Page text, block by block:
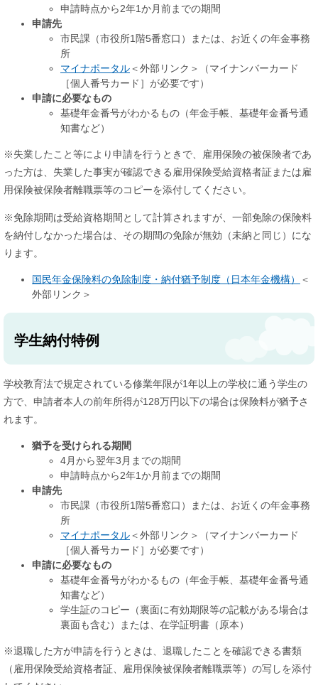
申請時点から2年1か月前までの期間
申請先
市民課（市役所1階5番窓口）​​または、お近くの年金事務
所
マイナポータル＜外部リンク＞
（マイナンバーカード
［個人番号カード］が必要です）
申請に必要なもの
基礎年金番号がわかるもの（年金手帳、基礎年金番号通
知書など）
※失業したこと等により申請を行うときで、雇用保険の被保険者であ
った方は、失業した事実が確認できる雇用保険受給資格者証または雇
用保険被保険者離職票等のコピーを添付してください。
※免除期間は受給資格期間として計算されますが、一部免除の保険料
を納付しなかった場合は、その期間の免除が無効（未納と同じ）にな
ります。
国民年金保険料の免除制度・納付猶予制度（日本年金機構）
＜
外部リンク＞
学生納付特例
学校教育法で規定されている修業年限が1年以上の学校に通う学生の
方で、申請者本人の前年所得が128万円以下の場合は保険料が猶予さ
れます。
猶予を受けられる期間
4月から翌年3月までの期間
申請時点から2年1か月前までの期間
申請先
市民課（市役所1階5番窓口）​​または、お近くの年金事務
所
マイナポータル＜外部リンク＞
（マイナンバーカード
［個人番号カード］が必要です）
申請に必要なもの
基礎年金番号がわかるもの（年金手帳、基礎年金番号通
知書など）
学生証のコピー（裏面に有効期限等の記載がある場合は
裏面も含む）または、在学証明書（原本）
※退職した方が申請を行うときは、退職したことを確認できる書類
（雇用保険受給資格者証、雇用保険被保険者離職票等）の写しを添付